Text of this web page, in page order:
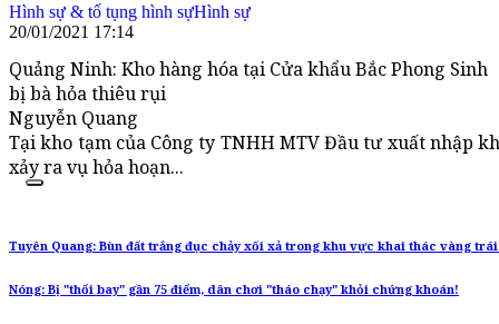
Hình sự & tố tụng hình sựHình sự
20/01/2021 17:14
Quảng Ninh: Kho hàng hóa tại Cửa khẩu Bắc Phong Sinh
bị bà hỏa thiêu rụi
Nguyễn Quang
Tại kho tạm của Công ty TNHH MTV Đầu tư xuất nhập
xảy ra vụ hỏa hoạn...
Tuyên Quang: Bùn đất trắng đục chảy xối xả trong khu vực khai thác vàng
Nóng: Bị "thổi bay" gần 75 điểm, dân chơi "tháo chạy" khỏi chứng khoán!